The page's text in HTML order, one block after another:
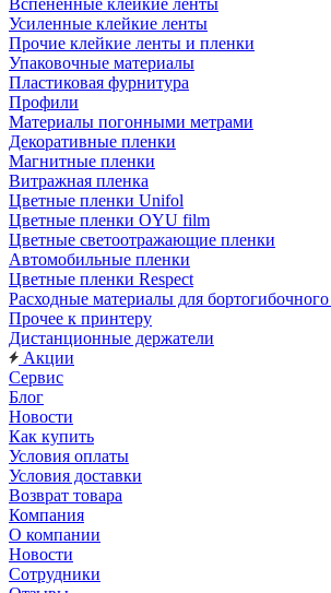
Усиленные клейкие ленты
Прочие клейкие ленты и пленки
Упаковочные материалы
Пластиковая фурнитура
Профили
Материалы погонными метрами
Декоративные пленки
Магнитные пленки
Витражная пленка
Цветные пленки Unifol
Цветные пленки OYU film
Цветные светоотражающие пленки
Автомобильные пленки
Цветные пленки Respect
Расходные материалы для бортогибочного
Прочее к принтеру
Дистанционные держатели
Акции
Сервис
Блог
Новости
Как купить
Условия оплаты
Условия доставки
Возврат товара
Компания
О компании
Новости
Сотрудники